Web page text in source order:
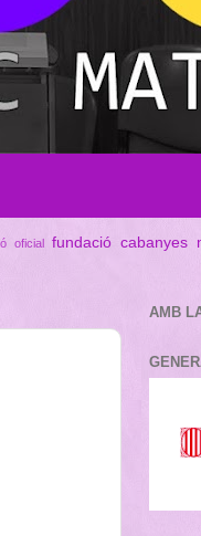
oficial fundació cabanyes
AMB